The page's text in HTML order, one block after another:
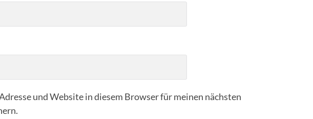
und Website in diesem Browser für meinen nächsten